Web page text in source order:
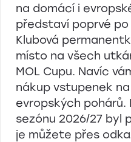
na domácí i
představí poprvé
Klubová
místo na všech
MOL Cupu. Navíc
nákup vstupenek
evropských pohárů.
sezónu 2026/27 byl
je můžete přes